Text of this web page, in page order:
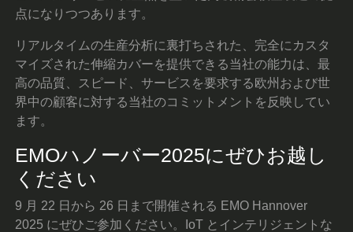
点になりつつあります。
リアルタイムの生産分析に裏打ちされた、完全にカスタ
マイズされた伸縮カバーを提供できる当社の能力は、最
高の品質、スピード、サービスを要求する欧州および世
界中の顧客に対する当社のコミットメントを反映してい
ます。
EMOハノーバー2025にぜひお越し
ください
9 月 22 日から 26 日まで開催される EMO Hannover
2025 にぜひご参加ください。IoT とインテリジェントな